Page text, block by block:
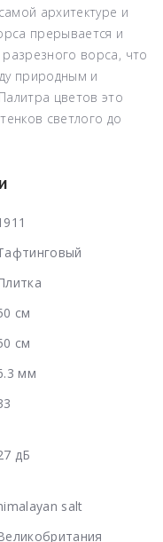
архитектуре и
прерывается и
ворса, что
природным и
цветов это
светлого до
см
см
мм
дБ
salt